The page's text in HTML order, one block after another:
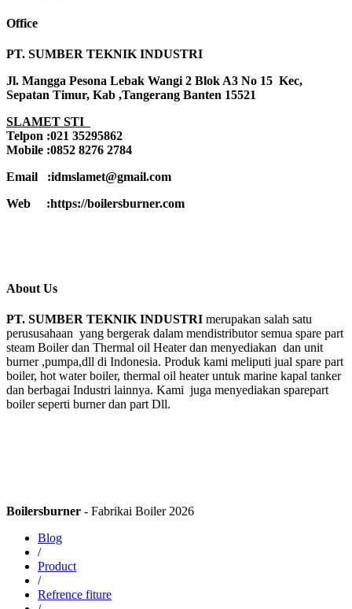
Office
PT. SUMBER TEKNIK INDUSTRI
Jl. Mangga Pesona Lebak Wangi 2 Blok A3 No 15 Kec,
Sepatan Timur, Kab ,Tangerang Banten 15521
SLAMET STI
Telpon :021 35295862
Mobile :0852 8276 2784
Email :idmslamet@gmail.com
Web :https://boilersburner.com
About Us
PT. SUMBER TEKNIK INDUSTRI merupakan salah satu
perususahaan yang bergerak dalam mendistributor semua spare part
steam Boiler dan Thermal oil Heater dan menyediakan dan unit
burner ,pumpa,dll di Indonesia. Produk kami meliputi jual spare part
boiler, hot water boiler, thermal oil heater untuk marine kapal tanker
dan berbagai Industri lainnya. Kami juga menyediakan sparepart
boiler seperti burner dan part Dll.
Boilersburner - Fabrikai Boiler 2026
Blog
/
Product
/
Refrence fiture